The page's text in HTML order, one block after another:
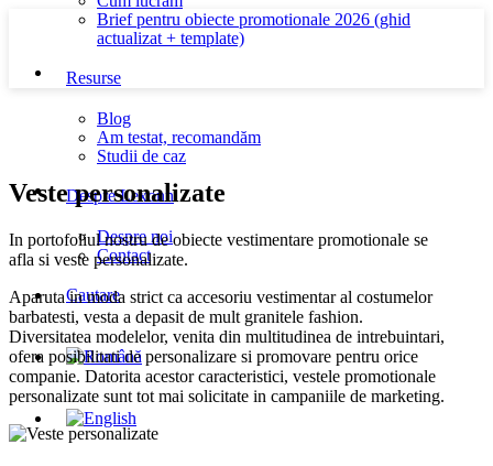
Brief pentru obiecte promotionale 2026 (ghid
actualizat + template)
Resurse
Blog
Am testat, recomandăm
Studii de caz
Despre Lexonn
Despre noi
Contact
Cautare
Veste personalizate
In portofoliul nostru de obiecte vestimentare promotionale se
afla si veste personalizate.
Aparuta in moda strict ca accesoriu vestimentar al costumelor
barbatesti, vesta a depasit de mult granitele fashion.
Diversitatea modelelor, venita din multitudinea de intrebuintari,
ofera posibilitati de personalizare si promovare pentru orice
companie. Datorita acestor caracteristici, vestele promotionale
personalizate sunt tot mai solicitate in campaniile de marketing.